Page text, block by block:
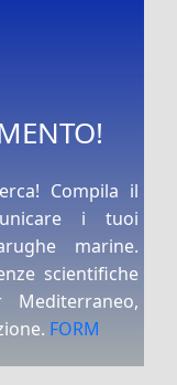
Compila il
i tuoi
marine.
scientifiche
FORM